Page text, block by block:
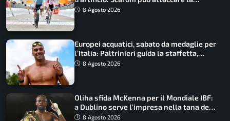
maglia di Lemmen
8 Agosto 2026
Europei acquatici, sabato da medaglie per
l’Italia: Paltrinieri guida la staffetta,
Barnabà sogna l’oro dalle grandi altezze
8 Agosto 2026
Oliha sfida McKenna per il Mondiale IBF:
a Dublino serve l’impresa nella tana del
lupo8 Agosto 2026